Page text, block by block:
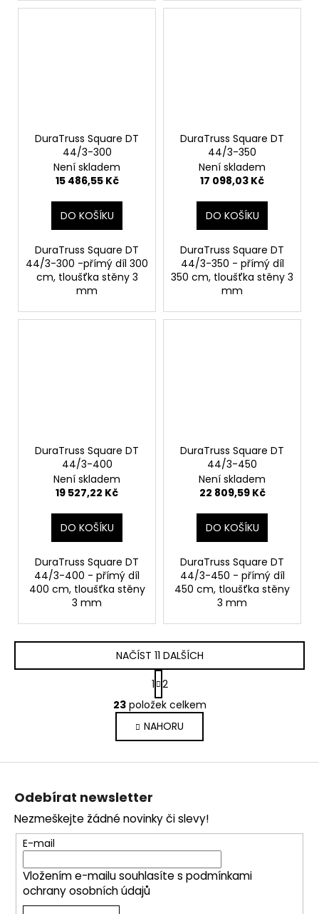
DuraTruss Square DT
44/3-300
Není skladem
15 486,55 Kč
DO KOŠÍKU
DuraTruss Square DT
44/3-300 -přímý díl 300
cm, tloušťka stěny 3
mm
DuraTruss Square DT
44/3-350
Není skladem
17 098,03 Kč
DO KOŠÍKU
DuraTruss Square DT
44/3-350 - přímý díl
350 cm, tloušťka stěny 3
mm
DuraTruss Square DT
44/3-400
Není skladem
19 527,22 Kč
DO KOŠÍKU
DuraTruss Square DT
44/3-400 - přímý díl
400 cm, tloušťka stěny
3 mm
DuraTruss Square DT
44/3-450
Není skladem
22 809,59 Kč
DO KOŠÍKU
DuraTruss Square DT
44/3-450 - přímý díl
450 cm, tloušťka stěny
3 mm
O
v
l
á
d
p
r
v
k
y
NAČÍST 11 DALŠÍCH
S
t
r
á
n
k
1 2
23položek celkem
NAHORU
Z
Odebírat newsletter
Nezmeškejte žádné novinky či slevy!
E-mail
Vložením e-mailu souhlasíte s podmínkami
ochrany osobních údajů